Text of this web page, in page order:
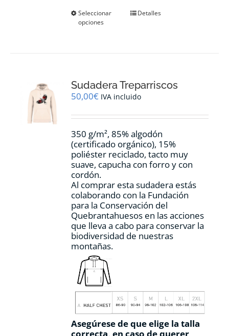
Seleccionar
opciones
Este
se
pueden
en
página
de
producto
Detalles
Sudadera Treparriscos
50,00€ IVA incluido
350 g/m², 85% algodón
(certificado orgánico), 15%
poliéster reciclado, tacto muy
suave, capucha con forro y con
cordón.
Al comprar esta sudadera estás
colaborando con la Fundación
para la Conservación del
Quebrantahuesos en las acciones
que lleva a cabo para conservar la
biodiversidad de nuestras
montañas.
Asegúrese de que elige la talla